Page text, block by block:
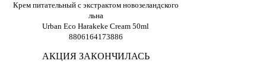
Крем питательный с экстрактом новозеландского
льна
Urban Eco Harakeke Cream 50ml
8806164173886
АКЦИЯ ЗАКОНЧИЛАСЬ